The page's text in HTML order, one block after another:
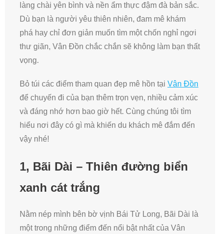
làng chài yên bình và nền ẩm thực đậm đà bản sắc.
Dù bạn là người yêu thiên nhiên, đam mê khám
phá hay chỉ đơn giản muốn tìm một chốn nghỉ ngơi
thư giãn, Vân Đồn chắc chắn sẽ không làm bạn thất
vọng.
Bỏ túi các điểm tham quan đẹp mê hồn tại Vân Đồn
để chuyến đi của bạn thêm trọn vẹn, nhiều cảm xúc
và đáng nhớ hơn bao giờ hết. Cùng chúng tôi tìm
hiểu nơi đây có gì mà khiến du khách mê đắm đến
vậy nhé!
1, Bãi Dài – Thiên đường biển
xanh cát trắng
Nằm nép mình bên bờ vịnh Bái Tử Long, Bãi Dài là
một trong những điểm đến nổi bật nhất của Vân